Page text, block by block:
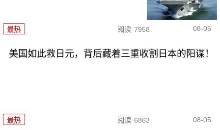
最热 阅读 7958 08-05
美国如此救日元，背后藏着三重收割日本的阳谋！
最热 阅读 6863 08-05